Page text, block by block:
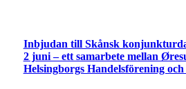
Inbjudan till Skånsk
2 juni – ett samarbete mellan
Helsingborgs Handelsförening